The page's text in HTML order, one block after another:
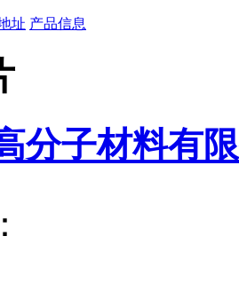
址 产品信息
分子材料有